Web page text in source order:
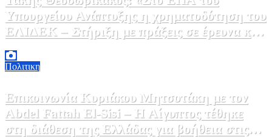
Υπουργείου Ανάπτυξης η χρηματοδότηση του
ΕΛΙΔΕΚ – Στήριξη με πράξεις σε έρευνα και
καινοτομία»
Πολιτικη
Επικοινωνία Κυριάκου Μητσοτάκη με τον
Abdel Fattah El-Sisi – Η Αίγυπτος τέθηκε
στη διάθεση της Ελλάδας για βοήθεια στις